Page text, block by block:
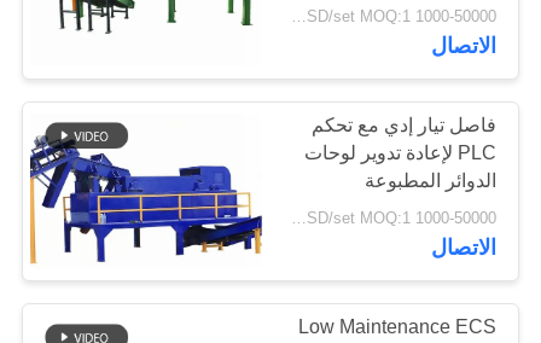
المرشح الصناعي
80
1000-50000 USD/set MOQ:1 مجموعات
الاتصال
فاصل تيار إدي مع تحكم
PLC لإعادة تدوير لوحات
الدوائر المطبوعة
1000-50000 USD/set MOQ:1 مجموعات
الاتصال
Low Maintenance ECS